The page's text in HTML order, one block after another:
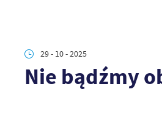
29 - 10 - 2025
Nie bądźmy